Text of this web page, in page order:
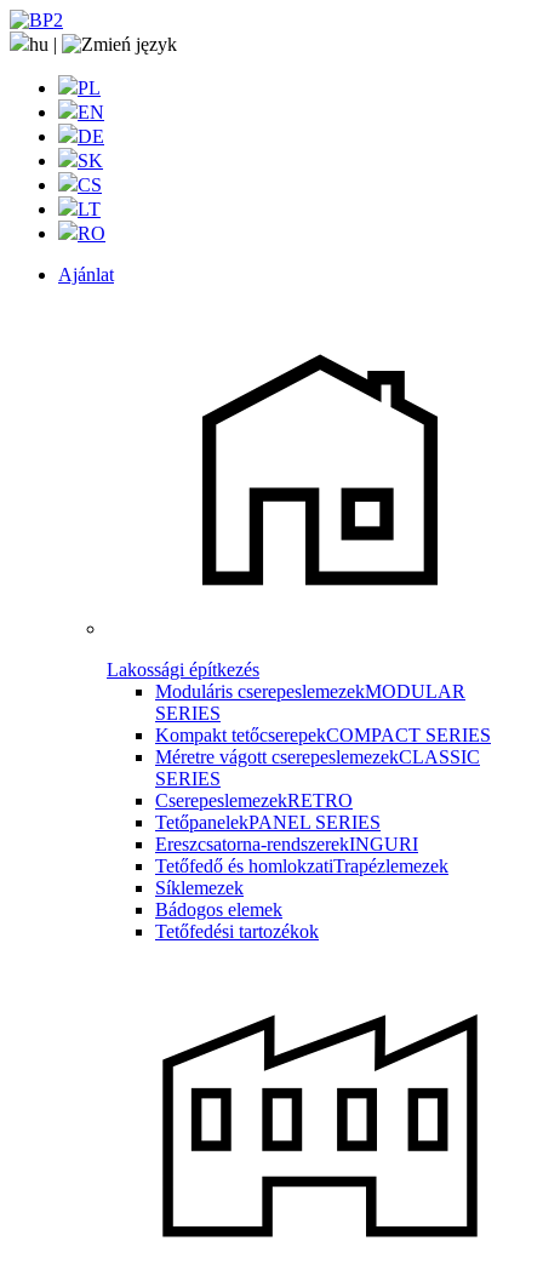
hu |
PL
EN
DE
SK
CS
LT
RO
Ajánlat
Lakossági építkezés
Moduláris cserepeslemezekMODULAR
SERIES
Kompakt tetőcserepekCOMPACT SERIES
Méretre vágott cserepeslemezekCLASSIC
SERIES
CserepeslemezekRETRO
TetőpanelekPANEL SERIES
Ereszcsatorna-rendszerekINGURI
Tetőfedő és homlokzatiTrapézlemezek
Síklemezek
Bádogos elemek
Tetőfedési tartozékok